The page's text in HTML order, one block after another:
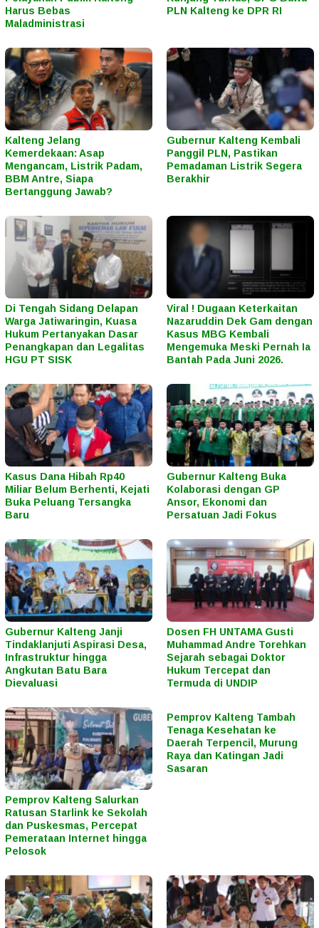
Harus Bebas
Maladministrasi
PLN Kalteng ke DPR RI
Kalteng Jelang
Kemerdekaan: Asap
Mengancam, Listrik Padam,
BBM Antre, Siapa
Bertanggung Jawab?
Gubernur Kalteng Kembali
Panggil PLN, Pastikan
Pemadaman Listrik Segera
Berakhir
Di Tengah Sidang Delapan
Warga Jatiwaringin, Kuasa
Hukum Pertanyakan Dasar
Penangkapan dan Legalitas
HGU PT SISK
Viral ! Dugaan Keterkaitan
Nazaruddin Dek Gam dengan
Kasus MBG Kembali
Mengemuka Meski Pernah Ia
Bantah Pada Juni 2026.
Kasus Dana Hibah Rp40
Miliar Belum Berhenti, Kejati
Buka Peluang Tersangka
Baru
Gubernur Kalteng Buka
Kolaborasi dengan GP
Ansor, Ekonomi dan
Persatuan Jadi Fokus
Gubernur Kalteng Janji
Tindaklanjuti Aspirasi Desa,
Infrastruktur hingga
Angkutan Batu Bara
Dievaluasi
Dosen FH UNTAMA Gusti
Muhammad Andre Torehkan
Sejarah sebagai Doktor
Hukum Tercepat dan
Termuda di UNDIP
Pemprov Kalteng Salurkan
Ratusan Starlink ke Sekolah
dan Puskesmas, Percepat
Pemerataan Internet hingga
Pelosok
Pemprov Kalteng Tambah
Tenaga Kesehatan ke
Daerah Terpencil, Murung
Raya dan Katingan Jadi
Sasaran